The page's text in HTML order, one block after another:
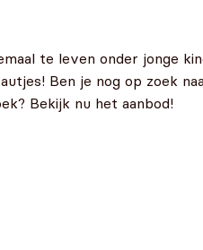
te leven onder jonge
Ben je nog op zoek
Bekijk nu het aanbod!